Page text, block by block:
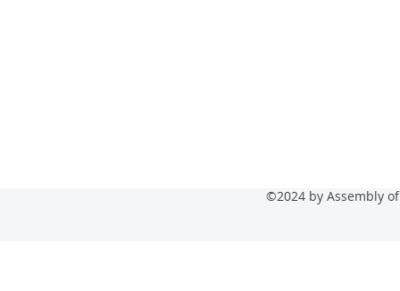
©2024 by Assembly